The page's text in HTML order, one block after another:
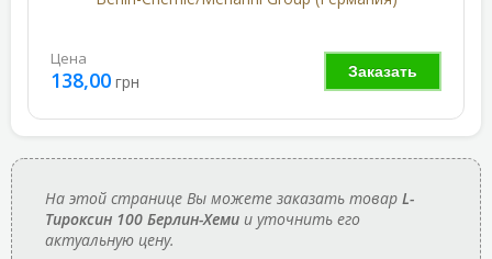
Заказать
Цена
138,00 грн
На этой странице Вы можете заказать товар L-
Тироксин 100 Берлин-Хеми и уточнить его
актуальную цену.